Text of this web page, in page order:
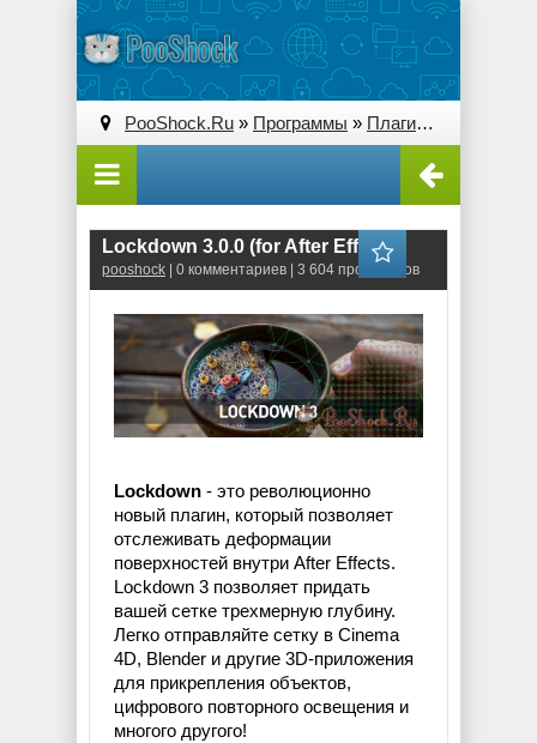
PooShock.Ru » Программы » Плагины (Plug-ins)
Lockdown 3.0.0 (for After Effects)
pooshock | 0 комментариев | 3 604 просмотров
Lockdown - это революционно
новый плагин, который позволяет
отслеживать деформации
поверхностей внутри After Effects.
Lockdown 3 позволяет придать
вашей сетке трехмерную глубину.
Легко отправляйте сетку в Cinema
4D, Blender и другие 3D-приложения
для прикрепления объектов,
цифрового повторного освещения и
многого другого!